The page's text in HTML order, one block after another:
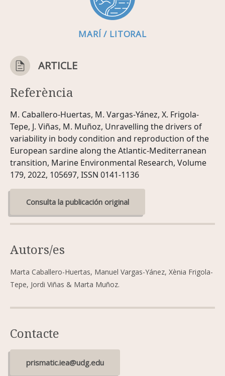
MARÍ / LITORAL
ARTICLE
Referència
M. Caballero-Huertas, M. Vargas-Yánez, X. Frigola-
Tepe, J. Viñas, M. Muñoz, Unravelling the drivers of
variability in body condition and reproduction of the
European sardine along the Atlantic-Mediterranean
transition, Marine Environmental Research, Volume
179, 2022, 105697, ISSN 0141-1136
Consulta la publicación original
Autors/es
Marta Caballero-Huertas, Manuel Vargas-Yánez, Xènia Frigola-
Tepe, Jordi Viñas & Marta Muñoz.
Contacte
prismatic.iea@udg.edu